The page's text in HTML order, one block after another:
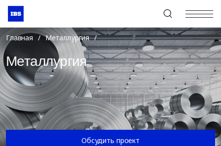
+7 (495) 967-80-80
Главная / Металлургия /
Металлургия
Обсудить проект